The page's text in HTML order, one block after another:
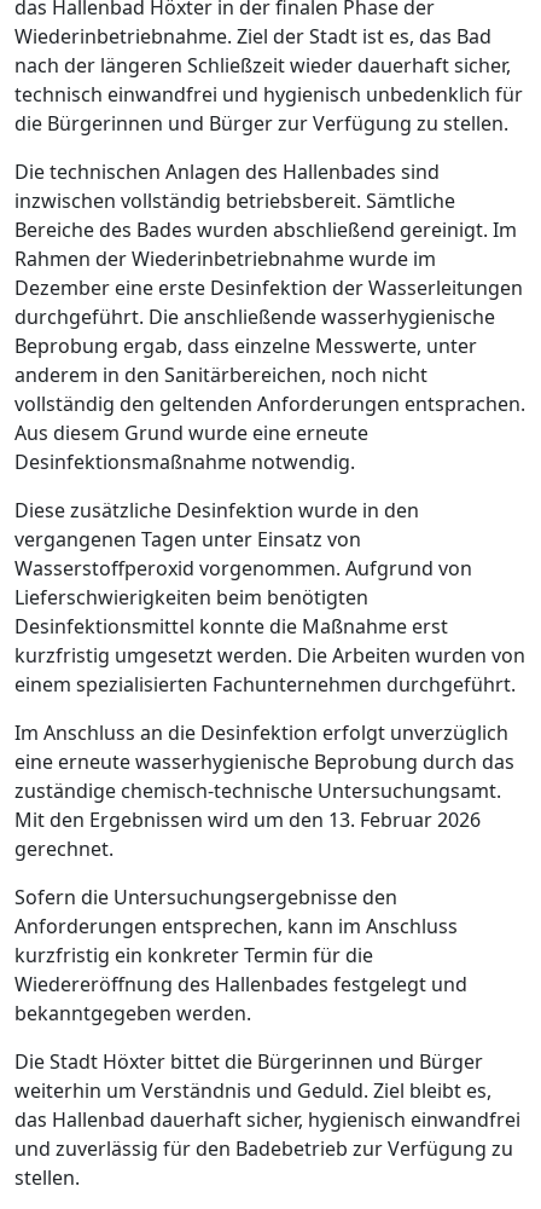
das Hallenbad Höxter in der finalen Phase der
Wiederinbetriebnahme. Ziel der Stadt ist es, das Bad
nach der längeren Schließzeit wieder dauerhaft sicher,
technisch einwandfrei und hygienisch unbedenklich für
die Bürgerinnen und Bürger zur Verfügung zu stellen.
Die technischen Anlagen des Hallenbades sind
inzwischen vollständig betriebsbereit. Sämtliche
Bereiche des Bades wurden abschließend gereinigt. Im
Rahmen der Wiederinbetriebnahme wurde im
Dezember eine erste Desinfektion der Wasserleitungen
durchgeführt. Die anschließende wasserhygienische
Beprobung ergab, dass einzelne Messwerte, unter
anderem in den Sanitärbereichen, noch nicht
vollständig den geltenden Anforderungen entsprachen.
Aus diesem Grund wurde eine erneute
Desinfektionsmaßnahme notwendig.
Diese zusätzliche Desinfektion wurde in den
vergangenen Tagen unter Einsatz von
Wasserstoffperoxid vorgenommen. Aufgrund von
Lieferschwierigkeiten beim benötigten
Desinfektionsmittel konnte die Maßnahme erst
kurzfristig umgesetzt werden. Die Arbeiten wurden von
einem spezialisierten Fachunternehmen durchgeführt.
Im Anschluss an die Desinfektion erfolgt unverzüglich
eine erneute wasserhygienische Beprobung durch das
zuständige chemisch-technische Untersuchungsamt.
Mit den Ergebnissen wird um den 13. Februar 2026
gerechnet.
Sofern die Untersuchungsergebnisse den
Anforderungen entsprechen, kann im Anschluss
kurzfristig ein konkreter Termin für die
Wiedereröffnung des Hallenbades festgelegt und
bekanntgegeben werden.
Die Stadt Höxter bittet die Bürgerinnen und Bürger
weiterhin um Verständnis und Geduld. Ziel bleibt es,
das Hallenbad dauerhaft sicher, hygienisch einwandfrei
und zuverlässig für den Badebetrieb zur Verfügung zu
stellen.